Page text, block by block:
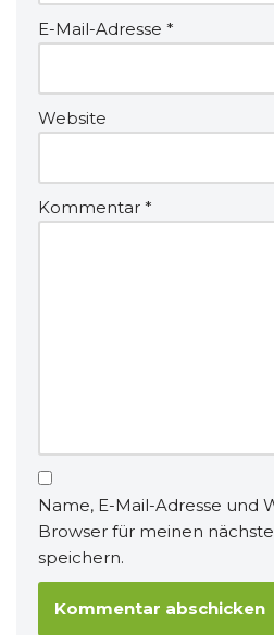
E-Mail-Adresse *
Website
Kommentar *
Name, E-Mail-Adresse und
Browser für meinen
speichern.